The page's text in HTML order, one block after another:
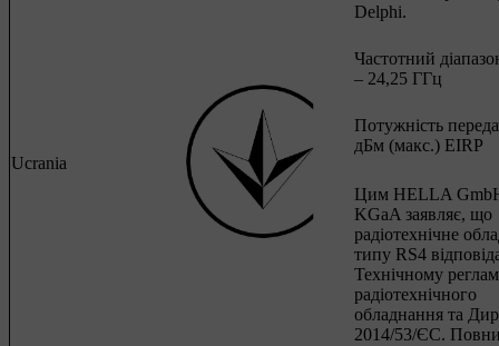
Ucrania
Delphi.
Частотний
– 24,25 ГГц
Потужність
дБм (макс.) EIRP
Цим HELLA
KGaA заявляє, що
радіотехнічне
типу RS4
Технічному
радіотехнічного
обладнання та
2014/53/ЄС.